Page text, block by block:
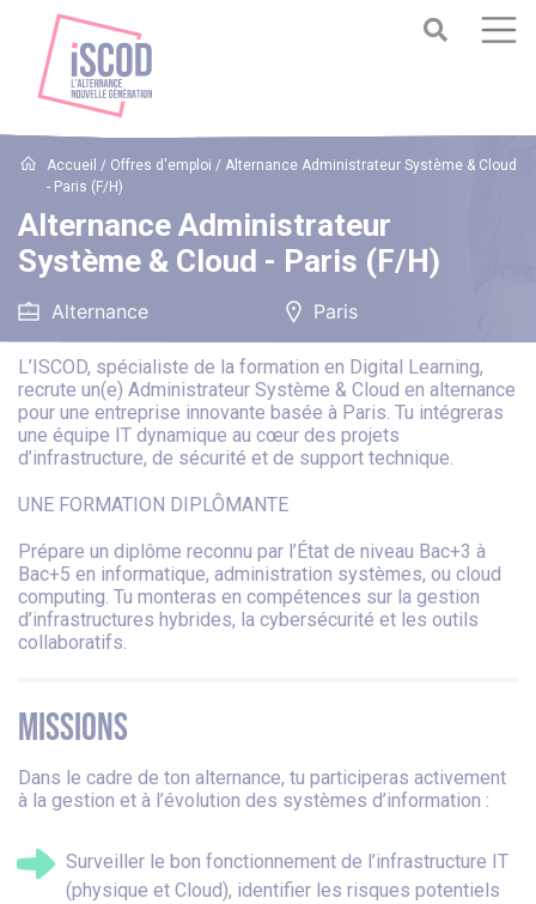
Accueil / Offres d'emploi /Alternance Administrateur Système & Cloud
- Paris (F/H)
Alternance Administrateur
Système & Cloud - Paris (F/H)
Alternance Paris
L’ISCOD, spécialiste de la formation en Digital Learning,
recrute un(e) Administrateur Système & Cloud en alternance
pour une entreprise innovante basée à Paris. Tu intégreras
une équipe IT dynamique au cœur des projets
d’infrastructure, de sécurité et de support technique.
UNE FORMATION DIPLÔMANTE
Prépare un diplôme reconnu par l’État de niveau Bac+3 à
Bac+5 en informatique, administration systèmes, ou cloud
computing. Tu monteras en compétences sur la gestion
d’infrastructures hybrides, la cybersécurité et les outils
collaboratifs.
MISSIONS
Dans le cadre de ton alternance, tu participeras activement
à la gestion et à l’évolution des systèmes d’information :
Surveiller le bon fonctionnement de l’infrastructure IT
(physique et Cloud), identifier les risques potentiels